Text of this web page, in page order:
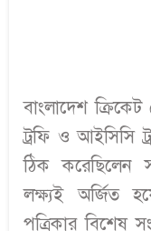
বাংলাদেশ
ট্রফি ও আইসিসি
ঠিক করেছিলেন
লক্ষ্যই অর্জিত
পত্রিকার বিশেষ